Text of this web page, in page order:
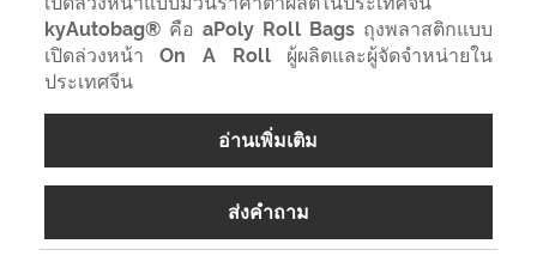
kyAutobag® คือ aPoly Roll Bags ถุงพลาสติกแบบ
เปิดล่วงหน้า On A Roll ผู้ผลิตและผู้จัดจำหน่ายใน
ประเทศจีน
อ่านเพิ่มเติม
ส่งคำถาม